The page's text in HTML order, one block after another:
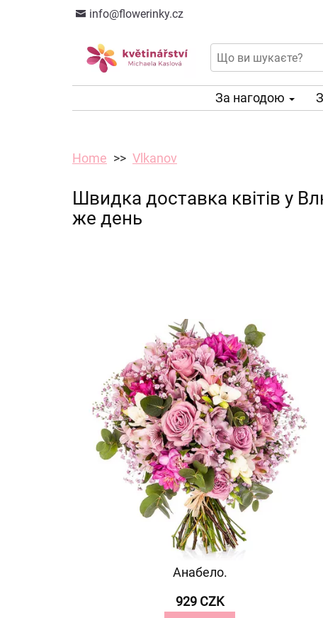
info@flowerinky.cz
За нагодою
Home Vlkanov
Швидка доставка квітів у
же день
Анабело.
929 CZK